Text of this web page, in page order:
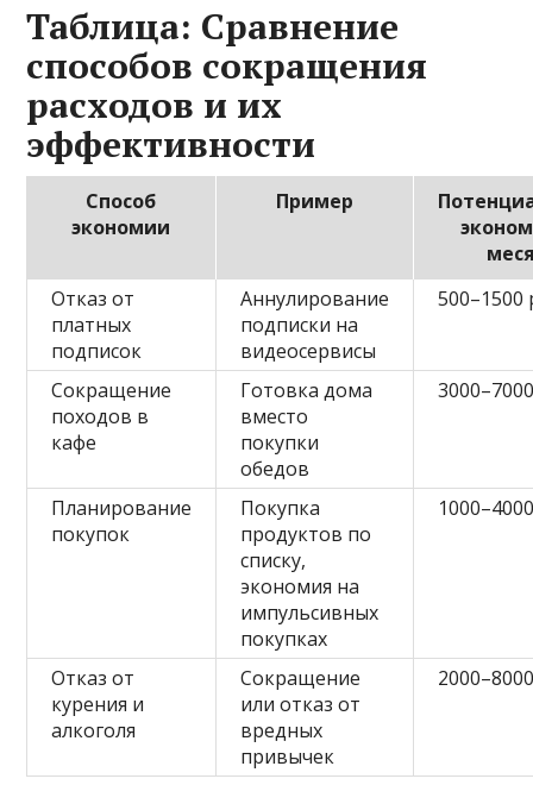
Таблица: Сравнение
способов сокращения
расходов и их
эффективности
Способ
экономии
Пример
Отказ от
платных
подписок
Аннулирование
подписки на
видеосервисы
500–1500
Сокращение
походов в
кафе
Готовка дома
вместо
покупки
обедов
Планирование
покупок
Покупка
продуктов по
списку,
экономия на
импульсивных
покупках
Отказ от
курения и
алкоголя
Сокращение
или отказ от
вредных
привычек